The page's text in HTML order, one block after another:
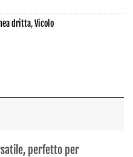
dritta,Vicolo
perfetto per